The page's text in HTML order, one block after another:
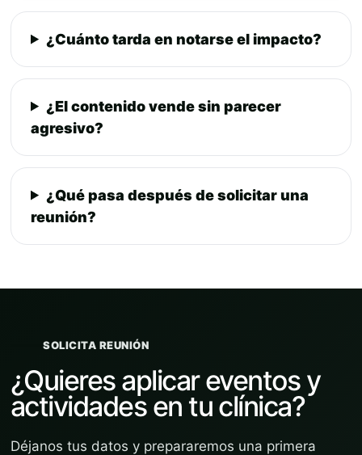
¿Cuánto tarda en notarse el impacto?
¿El contenido vende sin parecer
agresivo?
¿Qué pasa después de solicitar una
reunión?
SOLICITA REUNIÓN
¿Quieres aplicar eventos y
actividades en tu clínica?
Déjanos tus datos y prepararemos una primera